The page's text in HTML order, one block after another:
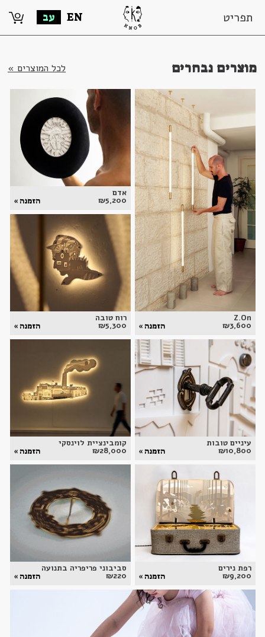
תפריט EN עב 0
מוצרים נבחרים לכל המוצרים »
Z.On
₪3,600 הזמנה »
אדם
₪5,200 הזמנה »
רוח טובה
₪5,300 הזמנה »
עיניים טובות
₪10,800 הזמנה »
קומבינציית לוינסקי
₪28,000 הזמנה »
רפת נירים
₪9,200 הזמנה »
סביבוני פריפריה בתנועה
₪220 הזמנה »